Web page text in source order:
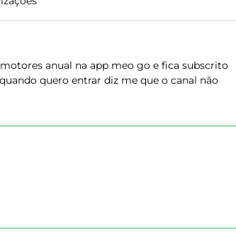
anual na app meo go e fica subscrito
quero entrar diz me que o canal não